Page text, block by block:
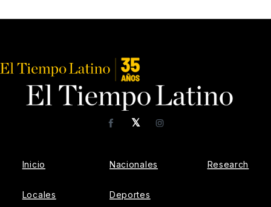
𝕏
FacebookInstagram
Inicio
Locales
Nacionales
Deportes
Research